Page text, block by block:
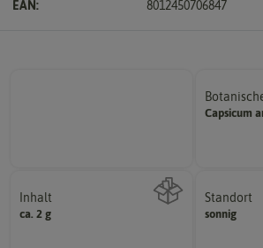
EAN:
8012450706847
Inhalt
ca. 2 gWie viel ist enthalten
Capsicum
Namen zur
Standort
sonnig
Pflanze?
sonnig,